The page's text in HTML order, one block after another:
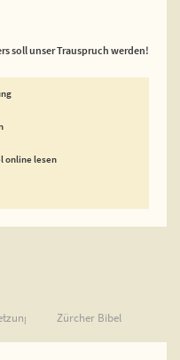
soll unser Trauspruch werden!
online lesen
Zürcher Bibel